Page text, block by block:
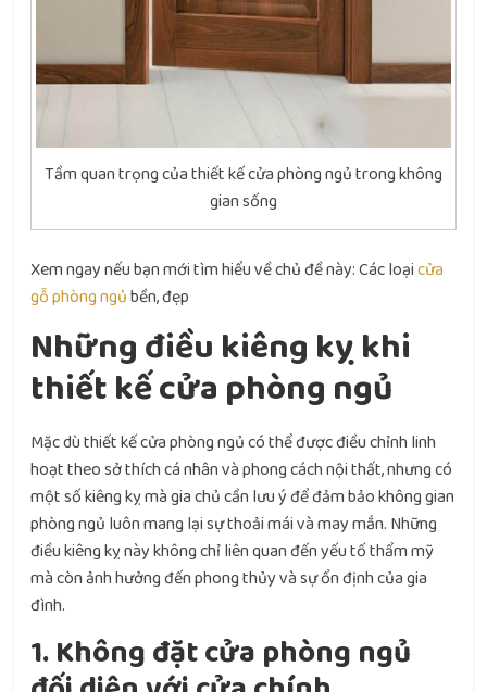
Tầm quan trọng của thiết kế cửa phòng ngủ trong không
gian sống
Xem ngay nếu bạn mới tìm hiểu về chủ đề này: Các loạicửa
gỗ phòng ngủbền, đẹp
Những điều kiêng kỵ khi
thiết kế cửa phòng ngủ
Mặc dù thiết kế cửa phòng ngủ có thể được điều chỉnh linh
hoạt theo sở thích cá nhân và phong cách nội thất, nhưng có
một số kiêng kỵ mà gia chủ cần lưu ý để đảm bảo không gian
phòng ngủ luôn mang lại sự thoải mái và may mắn. Những
điều kiêng kỵ này không chỉ liên quan đến yếu tố thẩm mỹ
mà còn ảnh hưởng đến phong thủy và sự ổn định của gia
đình.
1. Không đặt cửa phòng ngủ